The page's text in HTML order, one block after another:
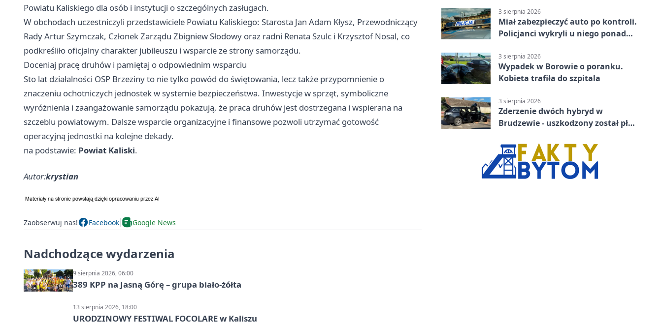
Powiatu Kaliskiego dla osób i instytucji o szczególnych zasługach.
W obchodach uczestniczyli przedstawiciele Powiatu Kaliskiego: Starosta Jan Adam Kłysz, Przewodniczący
Rady Artur Szymczak, Członek Zarządu Zbigniew Słodowy oraz radni Renata Szulc i Krzysztof Nosal, co
podkreśliło oficjalny charakter jubileuszu i wsparcie ze strony samorządu.
Doceniaj pracę druhów i pamiętaj o odpowiednim wsparciu
Sto lat działalności OSP Brzeziny to nie tylko powód do świętowania, lecz także przypomnienie o
znaczeniu ochotniczych jednostek w systemie bezpieczeństwa. Inwestycje w sprzęt, symboliczne
wyróżnienia i zaangażowanie samorządu pokazują, że praca druhów jest dostrzegana i wspierana na
szczeblu powiatowym. Dalsze wsparcie organizacyjne i finansowe pozwoli utrzymać gotowość
operacyjną jednostki na kolejne dekady.
na podstawie: Powiat Kaliski.
Autor:krystian
Zaobserwuj nas! Facebook Google News
Nadchodzące wydarzenia
9 sierpnia 2026, 06:00
389 KPP na Jasną Górę – grupa biało-żółta
13 sierpnia 2026, 18:00
URODZINOWY FESTIWAL FOCOLARE w Kaliszu
3 sierpnia 2026
Miał zabezpieczyć auto po kontroli.
Policjanci wykryli u niego ponad
3 sierpnia 2026
Wypadek w Borowie o poranku.
Kobieta trafiła do szpitala
3 sierpnia 2026
Zderzenie dwóch hybryd w
Brudzewie - uszkodzony został płot